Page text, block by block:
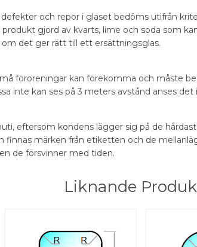
och repor i glaset bedöms utifrån
produkt gjord av kvarts, lime och soda som
det ger rätt till ett ersättningsglas.
föroreningar kan förekomma och måste
inte kan ses på 3 meters avstånd anses
eftersom kondens lägger sig på de
finnas märken från etiketten och de
de försvinner med tiden.
Liknande